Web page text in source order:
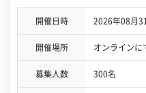
開催日時 2026年08月
開催場所 オンラインに
募集人数 300名